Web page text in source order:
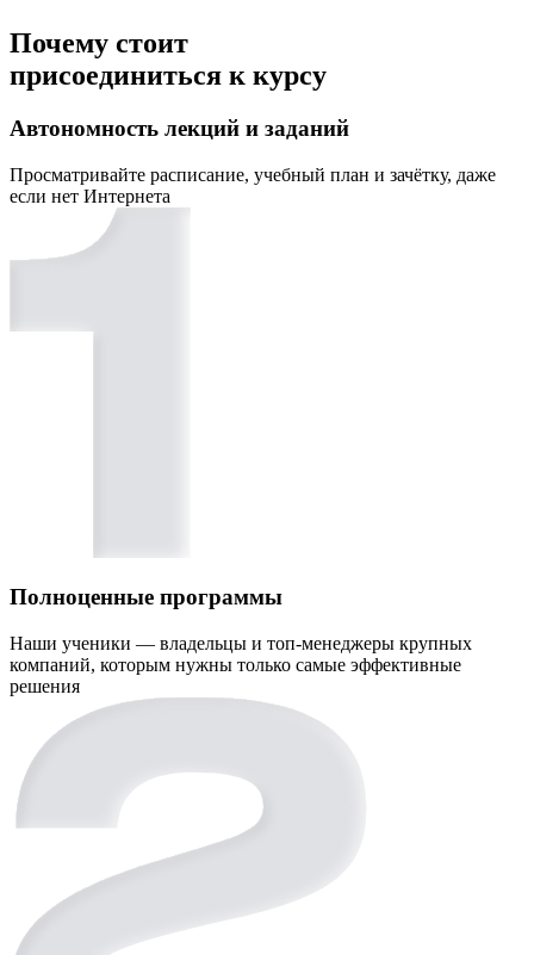
Почему стоит
присоединиться к курсу
Автономность лекций и заданий
Просматривайте расписание, учебный план и зачётку, даже
если нет Интернета
Полноценные программы
Наши ученики — владельцы и топ-менеджеры крупных
компаний, которым нужны только самые эффективные
решения